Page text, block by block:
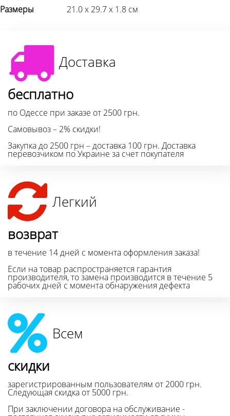
Размеры
21.0 х 29.7 х 1.8 см
Доставка
бесплатно
по Одессе при заказе от 2500 грн.
Самовывоз – 2% скидки!
Закупка до 2500 грн – доставка 100 грн. Доставка
перевозчиком по Украине за счет покупателя
Легкий
возврат
в течение 14 дней с момента оформления заказа!
Если на товар распространяется гарантия
производителя, то замена производится в течение 5
рабочих дней с момента обнаружения дефекта
Всем
скидки
зарегистрированным пользователям от 2000 грн.
Следующая скидка от 5000 грн.
При заключении договора на обслуживание -